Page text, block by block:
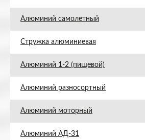
Алюминий самолетный
Стружка алюминиевая
Алюминий 1-2 (пищевой)
Алюминий разносортный
Алюминий моторный
Алюминий АД-31